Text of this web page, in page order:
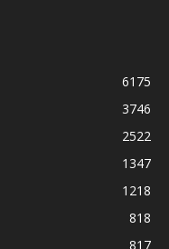
6175
3746
2522
1347
1218
818
817